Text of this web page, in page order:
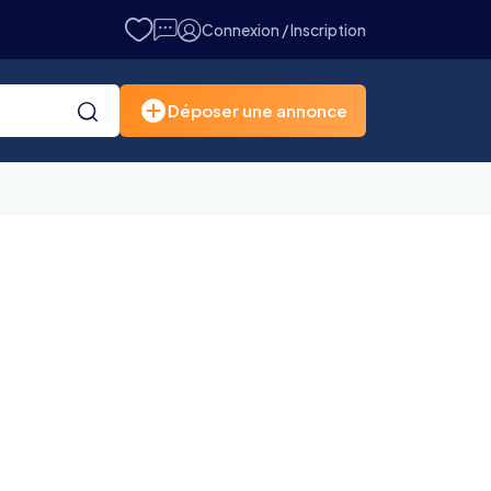
Connexion / Inscription
Déposer une annonce